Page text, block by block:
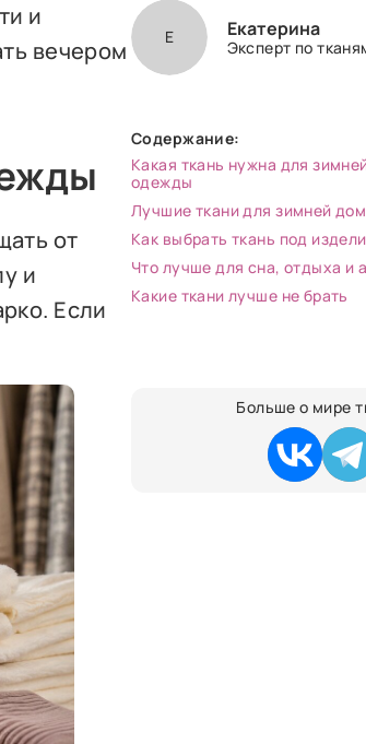
и
вечером
от
и
Если
Е Екатерина
Эксперт по
Содержание:
Какая ткань нужна для
одежды
Лучшие ткани для зимней
Как выбрать ткань под
Что лучше для сна, отдыха и
Какие ткани лучше не брать
Больше о мире